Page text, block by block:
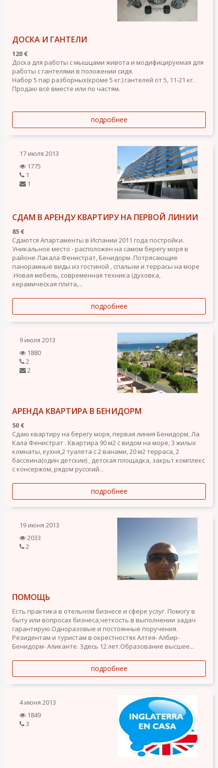
ДОСКА И ГАНТЕЛИ
120 €
Доска для работы с мышцами живота и модифицируемая для
работы с гантелями в положении сидя.
Набор 5 пар разборных(кроме 5 кг.) гантелей от 5, 11-21 кг.
Продаю всё вместе или по частям.
подробнее
17 июля 2013
1775
1
1
СДАМ В АРЕНДУ КВАРТИРУ НА ПЕРВОЙ ЛИНИИ
85 €
Сдаются Апартаменты в Испании 2011 года постройки.
Уникальное место - расположен на самом берегу моря в
районе Лакала Фенистрат, Бенидорм .Потрясающие
панорамные виды из гостиной , спальни и террасы на море
.Новая мебель, современная техника (духовка,
керамическая плита,...
подробнее
9 июля 2013
1880
2
2
АРЕНДА КВАРТИРА В БЕНИДОРМ
50 €
Сдаю квартиру на берегу моря, первая линия Бенидорм, Ла
Кала Фенистрат . Квартира 90 м2 с видом на море, 3 жилых
комнаты, кухня,2 туалета с 2 ванами, 20 м2 терраса, 2
бассеина(один детскии) , детская площадка, закрьт комплекс
с консержом, рядом русский...
подробнее
19 июня 2013
2033
2
ПОМОЩЬ
Есть практика в отельном бизнесе и сфере услуг. Помогу в
быту или вопросах бизнеса,четкость в выполнении задач
гарантирую.Одноразовые и постоянные поручения.
Резидентам и туристам в окрестностях Алтея- Албир-
Бенидорм- Аликанте. Здесь 12 лет.Образование высшее...
подробнее
4 июня 2013
1849
3